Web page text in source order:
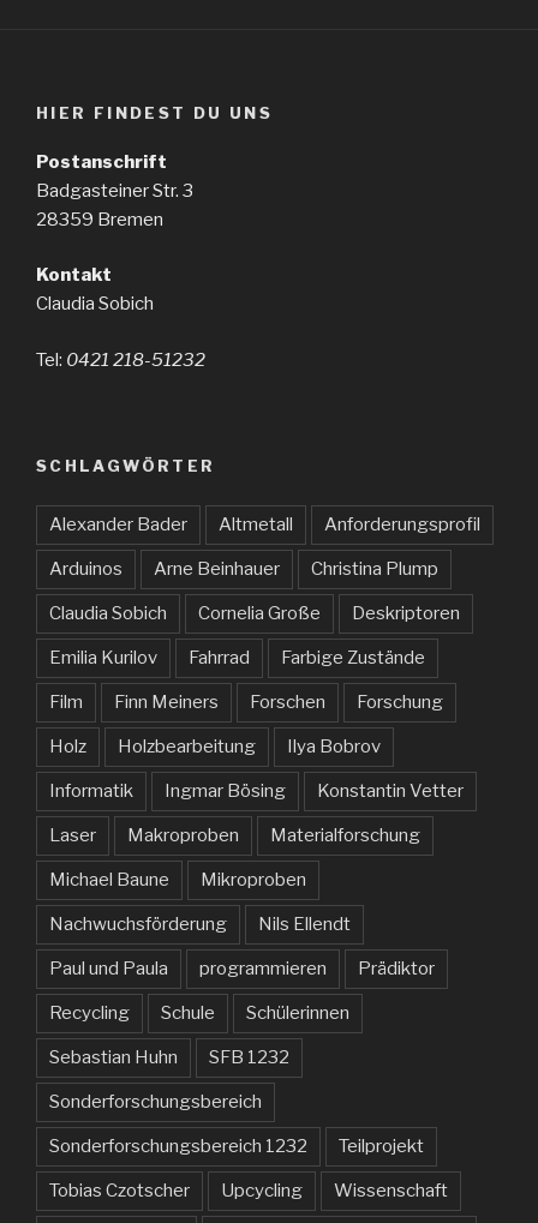
HIER FINDEST DU UNS
Postanschrift
Badgasteiner Str. 3
28359 Bremen
Kontakt
Claudia Sobich
Tel: 0421 218-51232
SCHLAGWÖRTER
Alexander Bader Altmetall Anforderungsprofil
Arduinos Arne Beinhauer Christina Plump
Claudia Sobich Cornelia Große Deskriptoren
Emilia Kurilov Fahrrad Farbige Zustände
Film Finn Meiners Forschen Forschung
Holz Holzbearbeitung Ilya Bobrov
Informatik Ingmar Bösing Konstantin Vetter
Laser Makroproben Materialforschung
Michael Baune Mikroproben
Nachwuchsförderung Nils Ellendt
Paul und Paula programmieren Prädiktor
Recycling Schule Schülerinnen
Sebastian Huhn SFB 1232
Sonderforschungsbereich
Sonderforschungsbereich 1232 Teilprojekt
Tobias Czotscher Upcycling Wissenschaft